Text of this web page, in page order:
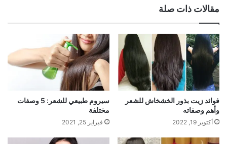
مقالات ذات صلة
فوائد زيت بذور الخشخاش للشعر
وأهم وصفاته
أكتوبر 19, 2022
سيروم طبيعي للشعر: 5 وصفات
مختلفة
فبراير 25, 2021